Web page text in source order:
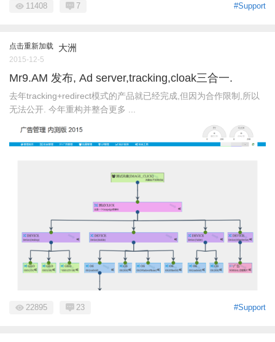
#Support
11408 7
点击重新加载 大洲
2015-12-5
Mr9.AM 发布, Ad server,tracking,cloak三合一.
去年tracking+redirect模式的产品就已经完成,但因为合作限制,所以
无法公开. 今年重构并整合更多 ...
#Support
22895 23